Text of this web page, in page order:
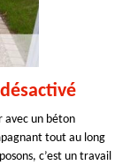
avec un béton
tout au long
c’est un travail